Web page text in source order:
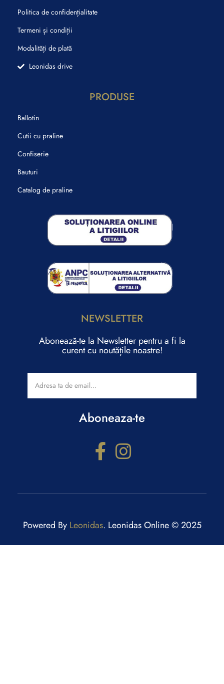
Politica de confidențialitate
Termeni și condiții
Modalități de plată
Leonidas drive
PRODUSE
Ballotin
Cutii cu praline
Confiserie
Bauturi
Catalog de praline
NEWSLETTER
Abonează-te la Newsletter pentru a fi la
curent cu noutățile noastre!
Aboneaza-te
Powered By Leonidas. Leonidas Online © 2025